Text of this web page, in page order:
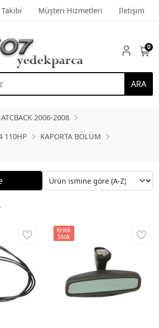
Müşteri Hizmetleri İletişim
ARA
0
2006-2008
110HP
KAPORTA BÖLÜM
Kritik
Stok